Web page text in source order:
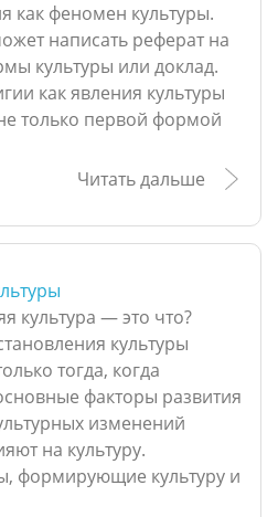
как феномен культуры.
написать реферат на
культуры или доклад.
как явления культуры
только первой формой
Читать дальше
культура — это что?
культуры
тогда, когда
факторы развития
изменений
на культуру.
формирующие культуру и